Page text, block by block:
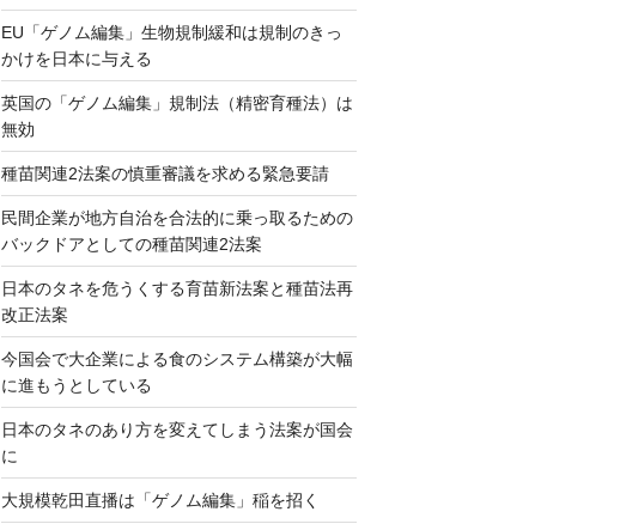
EU「ゲノム編集」生物規制緩和は規制のきっ
かけを日本に与える
英国の「ゲノム編集」規制法（精密育種法）は
無効
種苗関連2法案の慎重審議を求める緊急要請
民間企業が地方自治を合法的に乗っ取るための
バックドアとしての種苗関連2法案
日本のタネを危うくする育苗新法案と種苗法再
改正法案
今国会で大企業による食のシステム構築が大幅
に進もうとしている
日本のタネのあり方を変えてしまう法案が国会
に
大規模乾田直播は「ゲノム編集」稲を招く